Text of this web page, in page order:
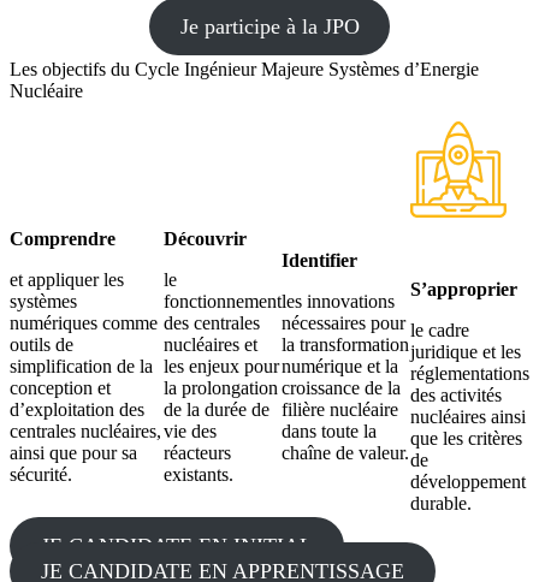
Je participe à la JPO
Les objectifs du Cycle Ingénieur Majeure Systèmes d’Energie
Nucléaire
Comprendre
et appliquer les
systèmes
numériques comme
outils de
simplification de la
conception et
d’exploitation des
centrales nucléaires,
ainsi que pour sa
sécurité.
Découvrir
le
fonctionnement
des centrales
nucléaires et
les enjeux pour
la prolongation
de la durée de
vie des
réacteurs
existants.
Identifier
les innovations
nécessaires pour
la transformation
numérique et la
croissance de la
filière nucléaire
dans toute la
chaîne de valeur.
S’approprier
le cadre
juridique et les
réglementations
des activités
nucléaires ainsi
que les critères
de
développement
durable.
JE CANDIDATE EN INITIAL
JE CANDIDATE EN APPRENTISSAGE